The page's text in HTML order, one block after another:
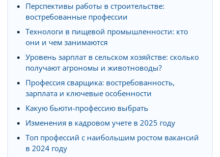
Перспективы работы в строительстве:
востребованные профессии
Технологи в пищевой промышленности: кто
они и чем занимаются
Уровень зарплат в сельском хозяйстве: сколько
получают агрономы и животноводы?
Профессия сварщика: востребованность,
зарплата и ключевые особенности
Какую бьюти-профессию выбрать
Изменения в кадровом учете в 2025 году
Топ профессий с наибольшим ростом вакансий
в 2024 году